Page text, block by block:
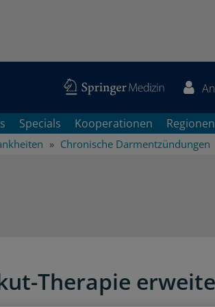
Specials Kooperationen Regionen
Chronische Darmentzündungen
Therapie